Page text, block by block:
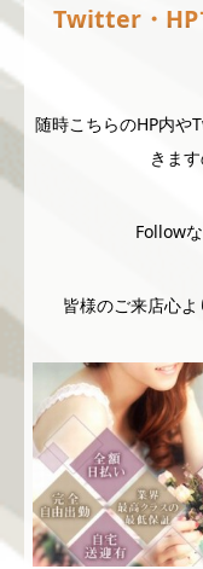
Twitter・HP
随時こちらのHP内や
きま
Follow
皆様のご来店心